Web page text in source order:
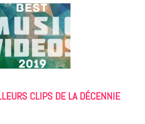
CLIPS DE LA DÉCENNIE